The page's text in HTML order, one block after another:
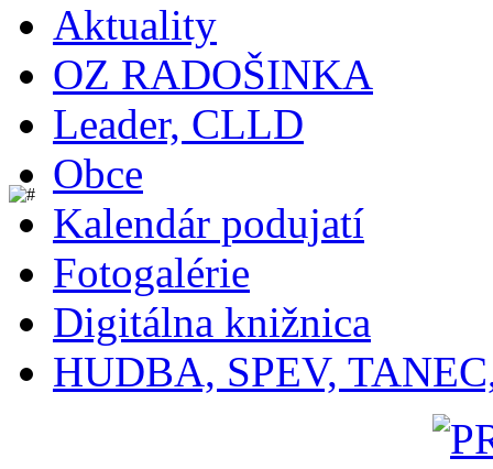
Aktuality
OZ RADOŠINKA
Leader, CLLD
Obce
Kalendár podujatí
Fotogalérie
Digitálna knižnica
HUDBA, SPEV,